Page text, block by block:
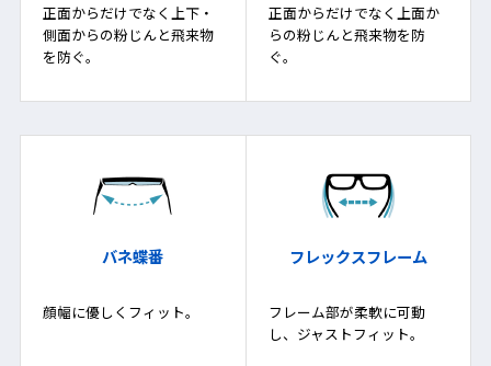
正面からだけでなく上下・
側面からの粉じんと飛来物
を防ぐ。
正面からだけでなく上面か
らの粉じんと飛来物を防
ぐ。
バネ蝶番
顔幅に優しくフィット。
フレックスフレーム
フレーム部が柔軟に可動
し、ジャストフィット。